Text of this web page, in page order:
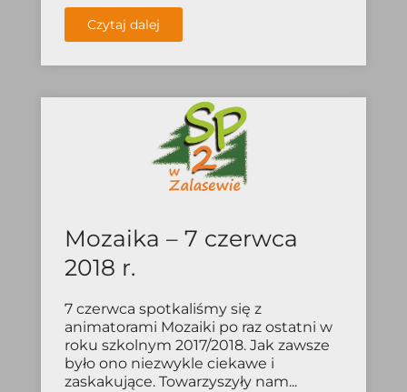
Czytaj dalej
Mozaika – 7 czerwca
2018 r.
7 czerwca spotkaliśmy się z
animatorami Mozaiki po raz ostatni w
roku szkolnym 2017/2018. Jak zawsze
było ono niezwykle ciekawe i
zaskakujące. Towarzyszyły nam...